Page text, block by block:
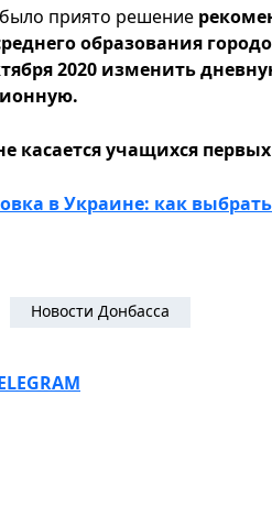
приято решение
образования
2020 изменить
касается учащихся
в Украине: как
Новости Донбасса